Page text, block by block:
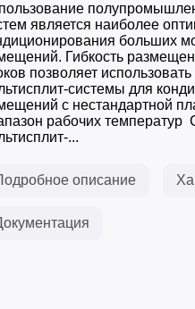
является наиболее
больших
Гибкость
позволяет
системы для
с нестандартной
рабочих температур
...
описание